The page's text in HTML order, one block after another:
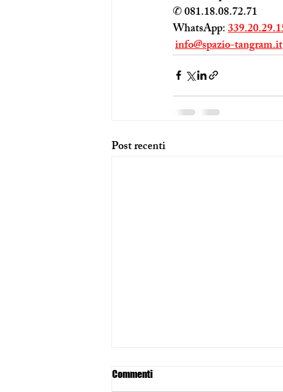
✆ 081.18.08.72.71
WhatsApp:
info@spazio-tangram.it
Post recenti
Commenti